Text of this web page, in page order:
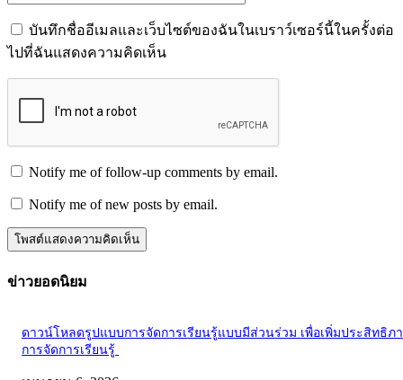
บันทึกชื่ออีเมลและเว็บไซต์ของฉันในเบราว์เซอร์นี้ในครั้งต่อ
ไปที่ฉันแสดงความคิดเห็น
Notify me of follow-up comments by email.
Notify me of new posts by email.
ข่าวยอดนิยม
ดาวน์โหลดรูปแบบการจัดการเรียนรู้แบบมีส่วนร่วม เพื่อเพิ่มประสิทธิภ
การจัดการเรียนรู้